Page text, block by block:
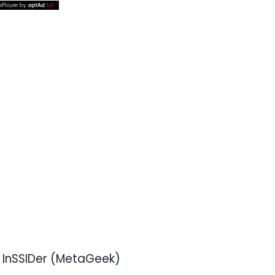
InSSIDer (MetaGeek)